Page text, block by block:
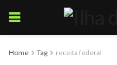
Home Tag receita federal